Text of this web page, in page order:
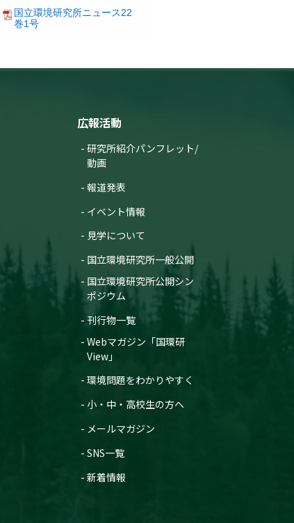
国立環境研究所ニュース22
巻1号
広報活動
研究所紹介パンフレット/
動画
報道発表
イベント情報
見学について
国立環境研究所一般公開
国立環境研究所公開シン
ポジウム
刊行物一覧
Webマガジン「国環研
View」
環境問題をわかりやすく
小・中・高校生の方へ
メールマガジン
SNS一覧
新着情報